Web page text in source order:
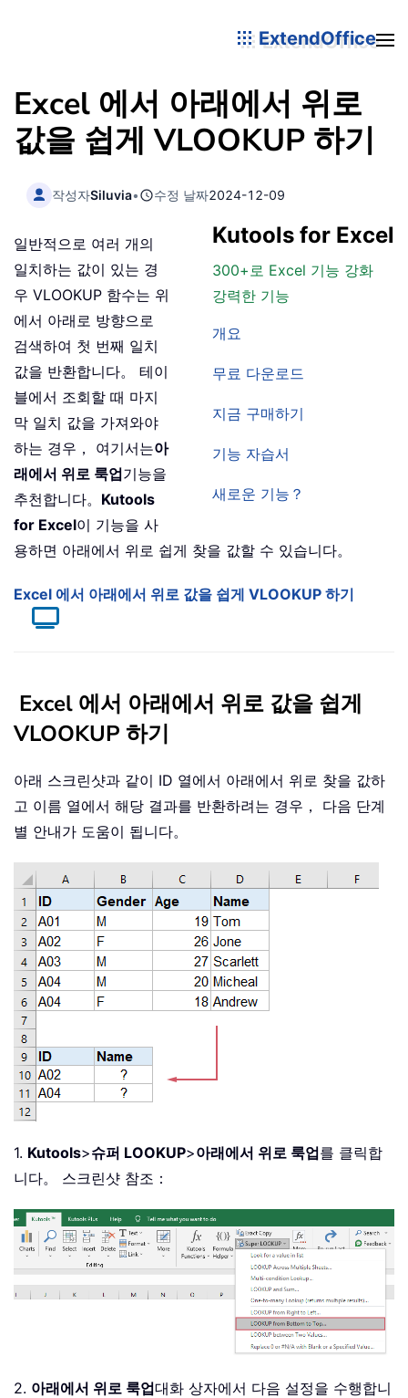
ExtendOffice
Excel 에서 아래에서 위로
값을 쉽게 VLOOKUP 하기
작성자Siluvia• 수정 날짜2024-12-09
Kutools for Excel
300+로 Excel 기능 강화
강력한 기능
개요
무료 다운로드
지금 구매하기
기능 자습서
새로운 기능？
일반적으로 여러 개의
일치하는 값이 있는 경
우 VLOOKUP 함수는 위
에서 아래로 방향으로
검색하여 첫 번째 일치
값을 반환합니다。 테이
블에서 조회할 때 마지
막 일치 값을 가져와야
하는 경우， 여기서는아
래에서 위로 룩업기능을
추천합니다。 Kutools
for Excel이 기능을 사
용하면 아래에서 위로 쉽게 찾을 값할 수 있습니다。
Excel 에서 아래에서 위로 값을 쉽게 VLOOKUP 하기
Excel 에서 아래에서 위로 값을 쉽게
VLOOKUP 하기
아래 스크린샷과 같이 ID 열에서 아래에서 위로 찾을 값하
고 이름 열에서 해당 결과를 반환하려는 경우， 다음 단계
별 안내가 도움이 됩니다。
1. Kutools>슈퍼 LOOKUP>아래에서 위로 룩업를 클릭합
니다。 스크린샷 참조：
2. 아래에서 위로 룩업대화 상자에서 다음 설정을 수행합니